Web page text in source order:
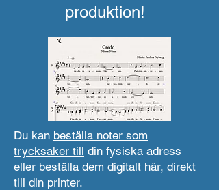
produktion!
Du kan beställa noter som
trycksaker till din fysiska adress
eller beställa dem digitalt här, direkt
till din printer.